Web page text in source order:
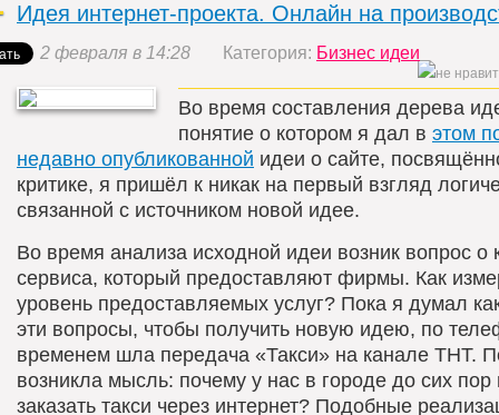
Идея интернет-проекта. Онлайн на
2 февраля в 14:28 Категория: Бизнес идеи
Во время составления дерева
понятие о котором я дал в этом
недавно опубликованной идеи о сайте,
критике, я пришёл к никак на первый взгляд
связанной с источником новой идее.
Во время анализа исходной идеи возник вопрос о
сервиса, который предоставляют фирмы. Как
уровень предоставляемых услуг? Пока я думал
эти вопросы, чтобы получить новую идею, по
временем шла передача «Такси» на канале ТНТ.
возникла мысль: почему у нас в городе до сих пор
заказать такси через интернет? Подобные